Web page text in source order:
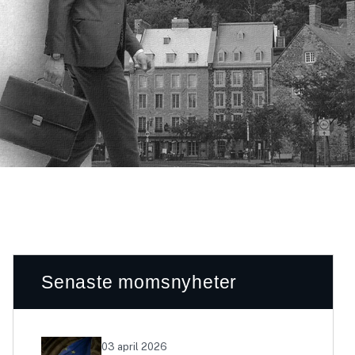
Senaste momsnyheter
03 april 2026